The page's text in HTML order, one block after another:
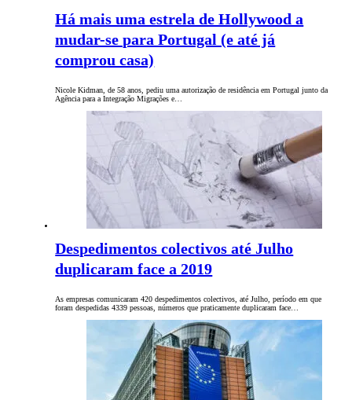
Há mais uma estrela de Hollywood a
mudar-se para Portugal (e até já
comprou casa)
Nicole Kidman, de 58 anos, pediu uma autorização de residência em Portugal junto da
Agência para a Integração Migrações e…
Despedimentos colectivos até Julho
duplicaram face a 2019
As empresas comunicaram 420 despedimentos colectivos, até Julho, período em que
foram despedidas 4339 pessoas, números que praticamente duplicaram face…